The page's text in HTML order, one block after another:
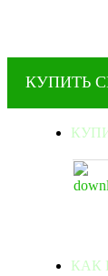
КУПИТЬ
КАК